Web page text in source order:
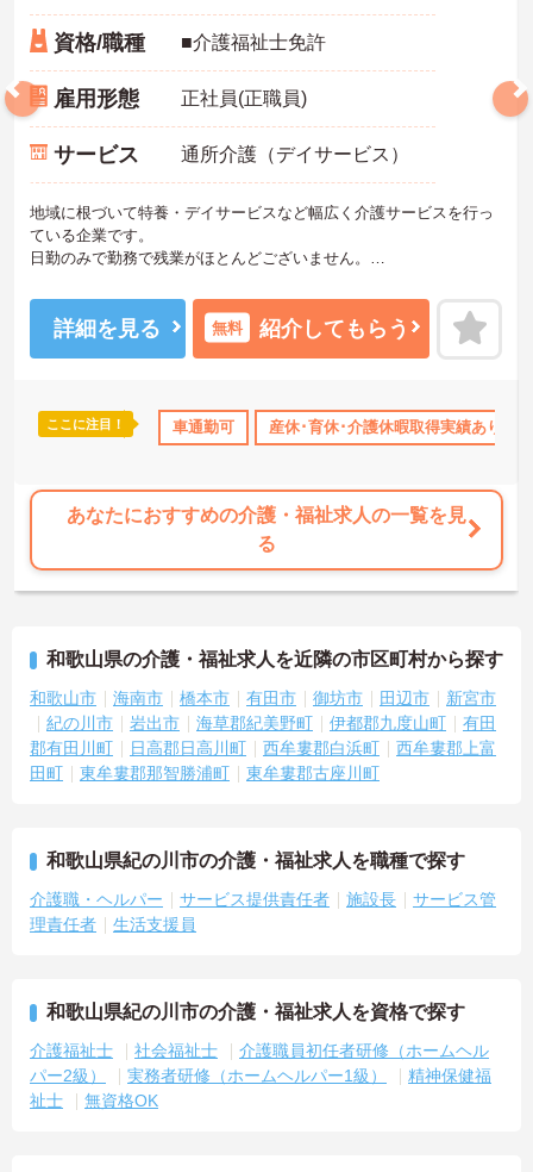
社会保険完備 交通費支給
資格/職種 ■介護福祉士免許
雇用形態 正社員(正職員)
サービス 通所介護（デイサービス）
地域に根づいて特養・デイサービスなど幅広く介護サービスを行っ
ている企業です。
日勤のみで勤務で残業がほとんどございません。
詳細を見る 無料 紹介してもらう
ここに注目！ 車通勤可 産休･育休･介護休暇取得実績あり
あなたにおすすめの介護・福祉求人の一覧を見
る
和歌山県の介護・福祉求人を近隣の市区町村から探す
和歌山市 海南市 橋本市 有田市 御坊市 田辺市
新宮市
紀の川市
岩出市 海草郡紀美野町 伊都郡九度山町
有田
郡有田川町
日高郡日高川町 西牟婁郡白浜町
西牟婁郡上富
田町
東牟婁郡那智勝浦町 東牟婁郡古座川町
和歌山県紀の川市の介護・福祉求人を職種で探す
介護職・ヘルパー サービス提供責任者 施設長
サービス管
理責任者
生活支援員
和歌山県紀の川市の介護・福祉求人を資格で探す
介護福祉士 社会福祉士
介護職員初任者研修（ホームヘル
パー2級）
実務者研修（ホームヘルパー1級）
精神保健福
祉士
無資格OK